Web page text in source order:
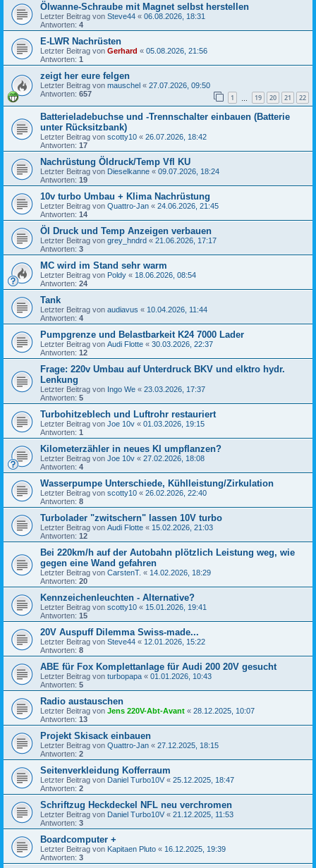
Ölwanne-Schraube mit Magnet selbst herstellen
Letzter Beitrag von Steve44 « 06.08.2026, 18:31
Antworten: 4
E-LWR Nachrüsten
Letzter Beitrag von Gerhard « 05.08.2026, 21:56
Antworten: 1
zeigt her eure felgen
Letzter Beitrag von mauschel « 27.07.2026, 09:50
Antworten: 657 1 19 20 21 22
Batterieladebuchse und -Trennschalter einbauen (Batterie
unter Rücksitzbank)
Letzter Beitrag von scotty10 « 26.07.2026, 18:42
Antworten: 17
Nachrüstung Öldruck/Temp Vfl KU
Letzter Beitrag von Dieselkanne « 09.07.2026, 18:24
Antworten: 19
10v turbo Umbau + Klima Nachrüstung
Letzter Beitrag von Quattro-Jan « 24.06.2026, 21:45
Antworten: 14
Öl Druck und Temp Anzeigen verbauen
Letzter Beitrag von grey_hndrd « 21.06.2026, 17:17
Antworten: 3
MC wird im Stand sehr warm
Letzter Beitrag von Poldy « 18.06.2026, 08:54
Antworten: 24
Tank
Letzter Beitrag von audiavus « 10.04.2026, 11:44
Antworten: 4
Pumpgrenze und Belastbarkeit K24 7000 Lader
Letzter Beitrag von Audi Flotte « 30.03.2026, 22:37
Antworten: 12
Frage: 220v Umbau auf Unterdruck BKV und elktro hydr.
Lenkung
Letzter Beitrag von Ingo We « 23.03.2026, 17:37
Antworten: 5
Turbohitzeblech und Luftrohr restauriert
Letzter Beitrag von Joe 10v « 01.03.2026, 19:15
Antworten: 1
Kilometerzähler in neues KI umpflanzen?
Letzter Beitrag von Joe 10v « 27.02.2026, 18:08
Antworten: 4
Wasserpumpe Unterschiede, Kühlleistung/Zirkulation
Letzter Beitrag von scotty10 « 26.02.2026, 22:40
Antworten: 8
Turbolader "zwitschern" lassen 10V turbo
Letzter Beitrag von Audi Flotte « 15.02.2026, 21:03
Antworten: 12
Bei 220km/h auf der Autobahn plötzlich Leistung weg, wie
gegen eine Wand gefahren
Letzter Beitrag von CarstenT. « 14.02.2026, 18:29
Antworten: 20
Kennzeichenleuchten - Alternative?
Letzter Beitrag von scotty10 « 15.01.2026, 19:41
Antworten: 15
20V Auspuff Dilemma Swiss-made...
Letzter Beitrag von Steve44 « 12.01.2026, 15:22
Antworten: 8
ABE für Fox Komplettanlage für Audi 200 20V gesucht
Letzter Beitrag von turbopapa « 01.01.2026, 10:43
Antworten: 5
Radio austauschen
Letzter Beitrag von Jens 220V-Abt-Avant « 28.12.2025, 10:07
Antworten: 13
Projekt Skisack einbauen
Letzter Beitrag von Quattro-Jan « 27.12.2025, 18:15
Antworten: 2
Seitenverkleidung Kofferraum
Letzter Beitrag von Daniel Turbo10V « 25.12.2025, 18:47
Antworten: 2
Schriftzug Heckdeckel NFL neu verchromen
Letzter Beitrag von Daniel Turbo10V « 21.12.2025, 11:53
Antworten: 3
Boardcomputer +
Letzter Beitrag von Kapitaen Pluto « 16.12.2025, 19:39
Antworten: 3